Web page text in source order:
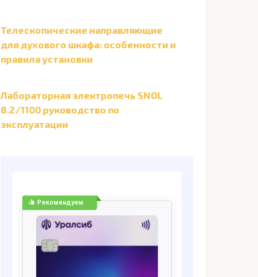
Телескопические направляющие
для духового шкафа: особенности и
правила установки
Лабораторная электропечь SNOL
8.2/1100 руководство по
эксплуатации